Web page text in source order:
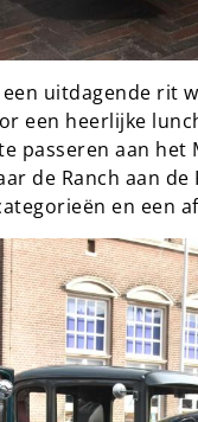
een uitdagende rit
een heerlijke
passeren aan
de Ranch aan
en een